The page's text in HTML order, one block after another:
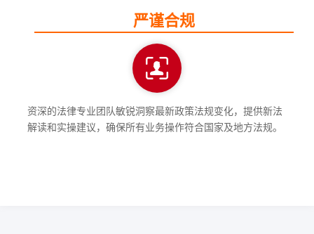
严谨合规
资深的法律专业团队敏锐洞察最新政策法规变化，提供新法
解读和实操建议，确保所有业务操作符合国家及地方法规。